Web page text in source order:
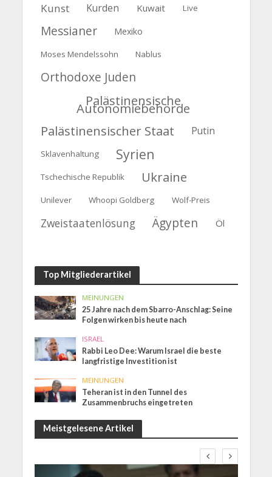
Kunst Kurden Kuwait Live
Messianer Mexiko
Moses Mendelssohn Nablus
Orthodoxe Juden
Palästinensische
Autonomiebehörde
Palästinensischer Staat
Putin
Sklavenhaltung Syrien
Tschechische Republik Ukraine
Unilever Whoopi Goldberg Wolf-Preis
Zweistaatenlösung Ägypten Öl
Top Mitgliederartikel
MEINUNGEN
25 Jahre nach dem Sbarro-Anschlag: Seine
Folgen wirken bis heute nach
ISRAEL
Rabbi Leo Dee: Warum Israel die beste
langfristige Investition ist
MEINUNGEN
Teheran ist in den Tunnel des
Zusammenbruchs eingetreten
Meistgelesene Artikel